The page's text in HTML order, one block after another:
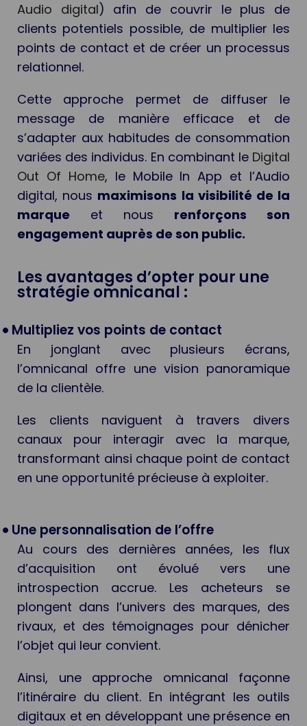
Audio digital) afin de couvrir le plus de
clients potentiels possible, de multiplier les
points de contact et de créer un processus
relationnel.
Cette approche permet de diffuser le
message de manière efficace et de
s’adapter aux habitudes de consommation
variées des individus. En combinant le Digital
Out Of Home, le Mobile In App et l’Audio
digital, nous maximisons la visibilité de la
marque et nous renforçons son
engagement auprès de son public.
Les avantages d’opter pour une
stratégie omnicanal :
Multipliez vos points de contact
En jonglant avec plusieurs écrans,
l’omnicanal offre une vision panoramique
de la clientèle.
Les clients naviguent à travers divers
canaux pour interagir avec la marque,
transformant ainsi chaque point de contact
en une opportunité précieuse à exploiter.
Une personnalisation de l’offre
Au cours des dernières années, les flux
d’acquisition ont évolué vers une
introspection accrue. Les acheteurs se
plongent dans l’univers des marques, des
rivaux, et des témoignages pour dénicher
l’objet qui leur convient.
Ainsi, une approche omnicanal façonne
l’itinéraire du client. En intégrant les outils
digitaux et en développant une présence en